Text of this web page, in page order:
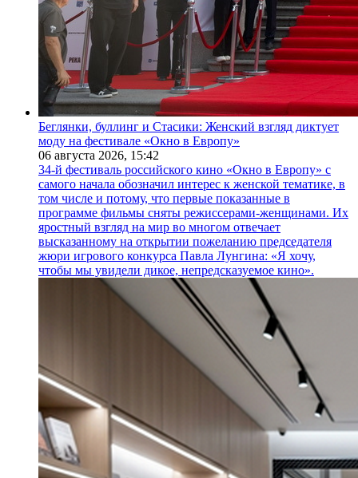
Беглянки, буллинг и Стасики: Женский взгляд диктует
моду на фестивале «Окно в Европу»
06 августа 2026, 15:42
34-й фестиваль российского кино «Окно в Европу» с
самого начала обозначил интерес к женской тематике, в
том числе и потому, что первые показанные в
программе фильмы сняты режиссерами-женщинами. Их
яростный взгляд на мир во многом отвечает
высказанному на открытии пожеланию председателя
жюри игрового конкурса Павла Лунгина: «Я хочу,
чтобы мы увидели дикое, непредсказуемое кино».